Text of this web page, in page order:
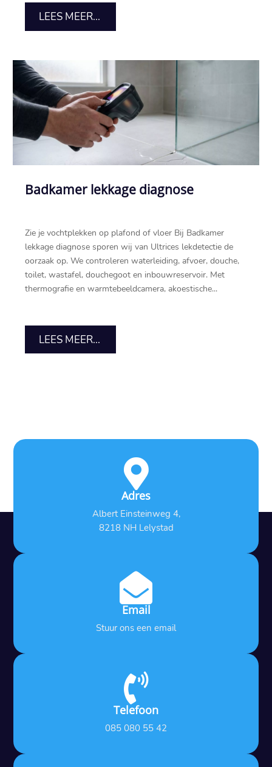
LEES MEER...
Badkamer lekkage diagnose
Zie je vochtplekken op plafond of vloer Bij Badkamer
lekkage diagnose sporen wij van Ultrices lekdetectie de
oorzaak op.​ We controleren waterleiding, afvoer, douche,
toilet, wastafel, douchegoot en inbouwreservoir.​ Met
thermografie en warmtebeeldcamera, akoestische...
LEES MEER...

Adres
Albert Einsteinweg 4,
8218 NH Lelystad

Email
Stuur ons een email

Telefoon
085 080 55 42